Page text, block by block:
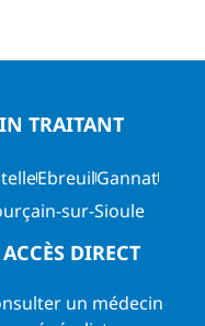
TRAITANT
EbreuilGannat
sur-Sioule
ACCÈS DIRECT
un médecin